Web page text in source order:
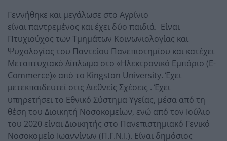
Γεννήθηκε και μεγάλωσε στο Αγρίνιο
είναι παντρεμένος και έχει δύο παιδιά. Είναι
Πτυχιούχος των Τμημάτων Κοινωνιολογίας και
Ψυχολογίας του Παντείου Πανεπιστημίου και κατέχει
Μεταπτυχιακό Δίπλωμα στο «Ηλεκτρονικό Εμπόριο (E-
Commerce)» από το Kingston University. Έχει
μετεκπαιδευτεί στις Διεθνείς Σχέσεις . Έχει
υπηρετήσει το Εθνικό Σύστημα Υγείας, μέσα από τη
θέση του Διοικητή Νοσοκομείων, ενώ από τον Ιούλιο
του 2020 είναι Διοικητής στο Πανεπιστημιακό Γενικό
Νοσοκομείο Ιωαννίνων (Π.Γ.Ν.Ι.). Είναι δημόσιος